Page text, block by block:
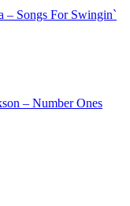
– Songs For Swingin`
– Number Ones